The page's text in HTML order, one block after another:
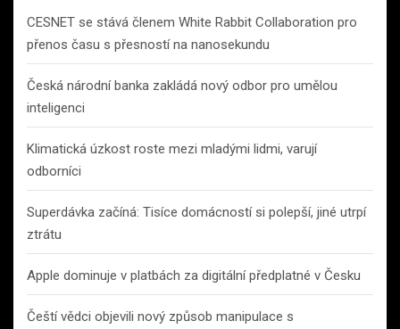
CESNET se stává členem White Rabbit Collaboration pro
přenos času s přesností na nanosekundu
Česká národní banka zakládá nový odbor pro umělou
inteligenci
Klimatická úzkost roste mezi mladými lidmi, varují
odborníci
Superdávka začíná: Tisíce domácností si polepší, jiné utrpí
ztrátu
Apple dominuje v platbách za digitální předplatné v Česku
Čeští vědci objevili nový způsob manipulace s